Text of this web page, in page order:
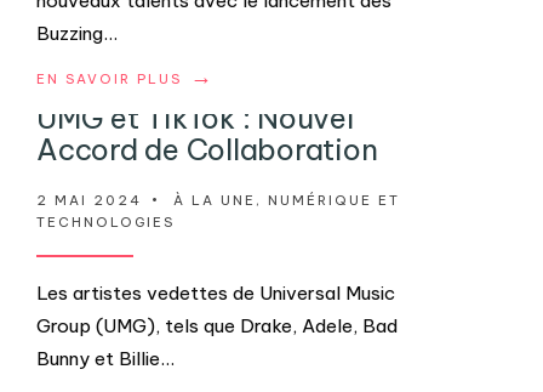
Buzzing...
EN SAVOIR PLUS →
UMG et TikTok : Nouvel
Accord de Collaboration
2 MAI 2024 • À LA UNE , NUMÉRIQUE ET
TECHNOLOGIES
Les artistes vedettes de Universal Music
Group (UMG), tels que Drake, Adele, Bad
Bunny et Billie...